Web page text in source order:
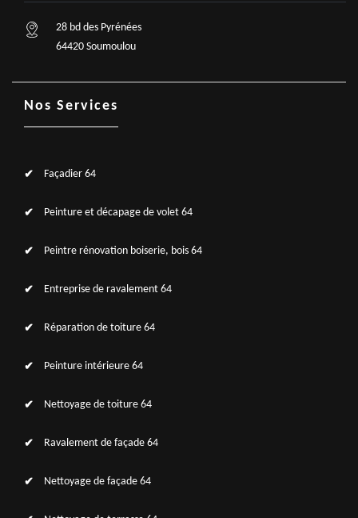
28 bd des Pyrénées
64420 Soumoulou
Nos Services
Façadier 64
Peinture et décapage de volet 64
Peintre rénovation boiserie, bois 64
Entreprise de ravalement 64
Réparation de toiture 64
Peinture intérieure 64
Nettoyage de toiture 64
Ravalement de façade 64
Nettoyage de façade 64